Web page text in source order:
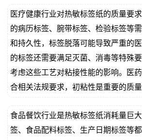
医疗健康行业对热敏标签纸的质量要
的病历标签、腕带标签、检验标签等
和持久性，标签脱落可能导致严重的
的标签还需要满足灭菌、消毒等特殊
考虑这些工艺对粘接性能的影响。医
合相关法规要求，初粘性是重要的质量
食品餐饮行业是热敏标签纸消耗量巨
签、食品配料标签、生产日期标签等